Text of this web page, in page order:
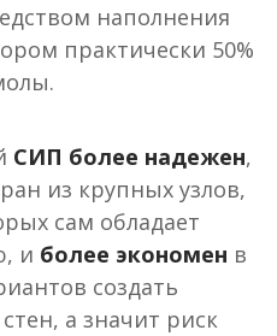
наполнения
практически 50%
СИП более надежен,
из крупных узлов,
сам обладает
и более экономен в
создать
а значит риск